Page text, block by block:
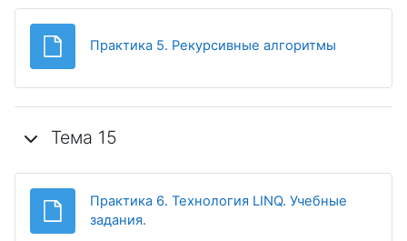
Практика 5. Рекурсивные алгоритмы
Тема 15
Практика 6. Технология LINQ. Учебные
задания.